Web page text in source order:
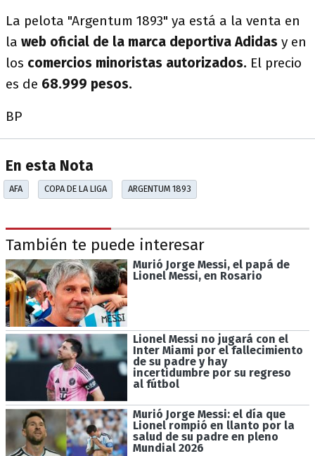
La pelota "Argentum 1893" ya está a la venta en
la web oficial de la marca deportiva Adidas y en
los comercios minoristas autorizados. El precio
es de 68.999 pesos.
BP
En esta Nota
AFA COPA DE LA LIGA ARGENTUM 1893
También te puede interesar
Murió Jorge Messi, el papá de
Lionel Messi, en Rosario
Lionel Messi no jugará con el
Inter Miami por el fallecimiento
de su padre y hay
incertidumbre por su regreso
al fútbol
Murió Jorge Messi: el día que
Lionel rompió en llanto por la
salud de su padre en pleno
Mundial 2026